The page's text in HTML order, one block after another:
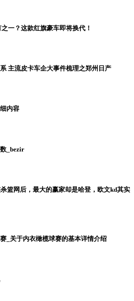
一？这款红旗豪车即将换代！
主流皮卡车企大事件梳理之郑州日产
内容
_bezir
篮网后，最大的赢家却是哈登，欧文kd其实
_关于内衣橄榄球赛的基本详情介绍